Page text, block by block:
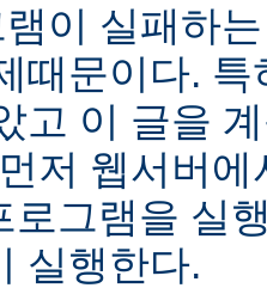
이 실패하
때문이다.
고 이 글을
저 웹서버
로그램을 실
실행한다.